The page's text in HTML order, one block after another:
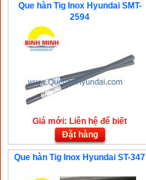
Que hàn Tig Inox Hyundai SMT-
2594
Giá mới: Liên hệ để biết
Đặt hàng
Que hàn Tig Inox Hyundai ST-347